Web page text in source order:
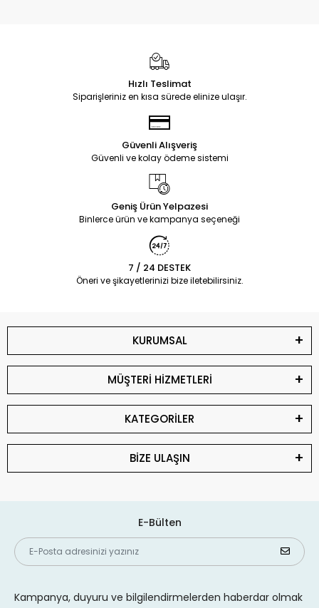
Hızlı Teslimat
Siparişleriniz en kısa sürede elinize ulaşır.
Güvenli Alışveriş
Güvenli ve kolay ödeme sistemi
Geniş Ürün Yelpazesi
Binlerce ürün ve kampanya seçeneği
7 / 24 DESTEK
Öneri ve şikayetlerinizi bize iletebilirsiniz.
KURUMSAL
MÜŞTERİ HİZMETLERİ
KATEGORİLER
BİZE ULAŞIN
E-Bülten
Kampanya, duyuru ve bilgilendirmelerden haberdar olmak